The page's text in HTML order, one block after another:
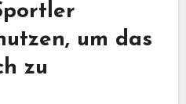
um das
zu